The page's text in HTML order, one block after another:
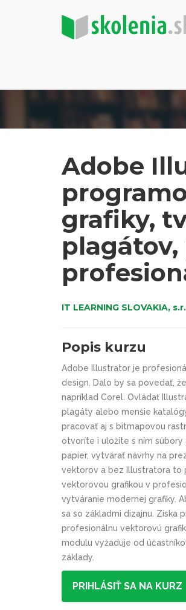
Adobe
grafiky,
IT LEARNING SLOVAKIA,
Popis kurzu
Adobe Illustrator je
design. Dalo by sa povedať,
napríklad Corel. Ovládať
plagáty alebo menšie
pracovať aj s bitmapovou
otvoríte i uložíte s ním súbory
papier, vytvárať návrhy na
vektorov a bez Illustratora to
vektorovou grafikou v
vytváranie modernej grafiky.
sa so základmi dizajnu. Získa
profesionálnu vektorovú
modulu vyžaduje od
základy.
PRIHLÁSIŤ SA NA KURZ